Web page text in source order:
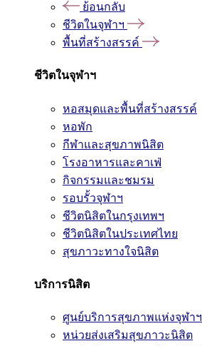
ย้อนกลับ
ชีวิตในจุฬาฯ
พื้นที่สร้างสรรค์
ชีวิตในจุฬาฯ
หอสมุดและพื้นที่สร้างสรรค์
หอพัก
กีฬาและสุขภาพนิสิต
โรงอาหารและคาเฟ่
กิจกรรมและชมรม
รอบรั้วจุฬาฯ
ชีวิตนิสิตในกรุงเทพฯ
ชีวิตนิสิตในประเทศไทย
สุขภาวะทางใจนิสิต
บริการนิสิต
ศูนย์บริการสุขภาพแห่งจุฬาฯ
หน่วยส่งเสริมสุขภาวะนิสิต